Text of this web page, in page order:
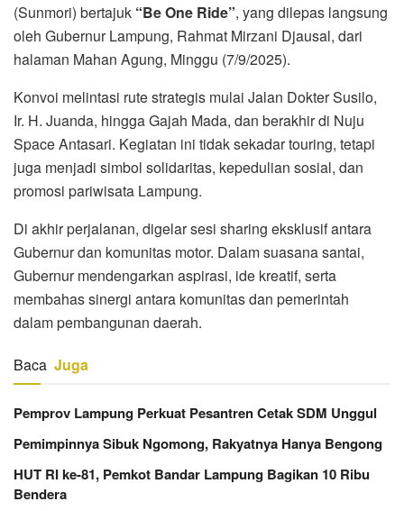
(Sunmori) bertajuk “Be One Ride”, yang dilepas langsung
oleh Gubernur Lampung, Rahmat Mirzani Djausal, dari
halaman Mahan Agung, Minggu (7/9/2025).
Konvoi melintasi rute strategis mulai Jalan Dokter Susilo,
Ir. H. Juanda, hingga Gajah Mada, dan berakhir di Nuju
Space Antasari. Kegiatan ini tidak sekadar touring, tetapi
juga menjadi simbol solidaritas, kepedulian sosial, dan
promosi pariwisata Lampung.
Di akhir perjalanan, digelar sesi sharing eksklusif antara
Gubernur dan komunitas motor. Dalam suasana santai,
Gubernur mendengarkan aspirasi, ide kreatif, serta
membahas sinergi antara komunitas dan pemerintah
dalam pembangunan daerah.
Baca Juga
Pemprov Lampung Perkuat Pesantren Cetak SDM Unggul
Pemimpinnya Sibuk Ngomong, Rakyatnya Hanya Bengong
HUT RI ke-81, Pemkot Bandar Lampung Bagikan 10 Ribu
Bendera